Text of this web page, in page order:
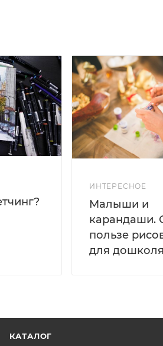
ИНТЕРЕСНОЕ
Малыши и
карандаши.
пользе
для
КАТАЛОГ